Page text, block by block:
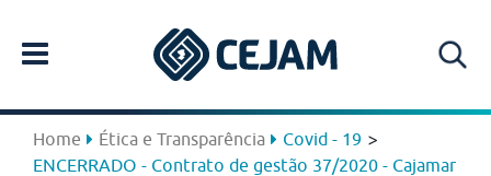
Home Ética e Transparência Covid - 19 >
ENCERRADO - Contrato de gestão 37/2020 - Cajamar